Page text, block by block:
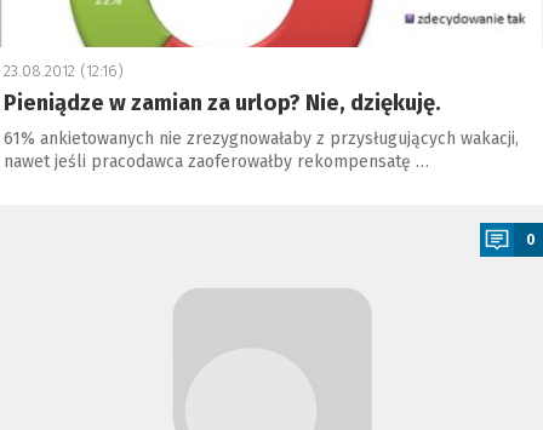
23.08.2012 (12:16)
Pieniądze w zamian za urlop? Nie, dziękuję.
61% ankietowanych nie zrezygnowałaby z przysługujących wakacji,
nawet jeśli pracodawca zaoferowałby rekompensatę …
0